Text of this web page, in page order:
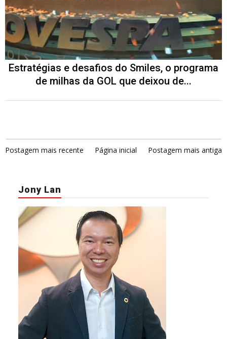
Estratégias e desafios do Smiles, o programa
de milhas da GOL que deixou de...
Postagem mais recente Página inicial Postagem mais antiga
Jony Lan